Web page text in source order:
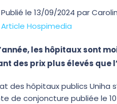
Publié le 13/09/2024 par
Article Hospimedia
les hôpitaux sont
des prix plus élevés que
des hôpitaux publics Uniha
de conjoncture publiée le